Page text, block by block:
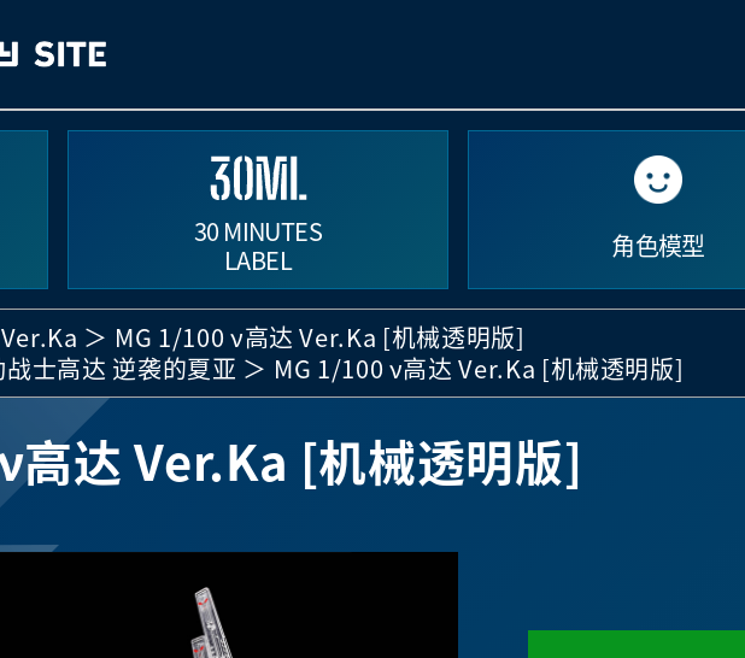
30 MINUTES
LABEL
角色模型
Ver.Ka
MG 1/100 ν高达 Ver.Ka [机械透明版]
战士高达 逆袭的夏亚 MG 1/100 ν高达 Ver.Ka [机械透明版]
达 Ver.Ka [机械透明版]